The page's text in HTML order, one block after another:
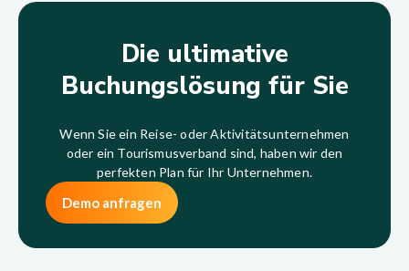
Die ultimative
Buchungslösung für Sie
Wenn Sie ein Reise- oder Aktivitätsunternehmen
oder ein Tourismusverband sind, haben wir den
perfekten Plan für Ihr Unternehmen.
Demo anfragen